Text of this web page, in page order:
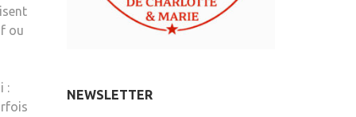
ou
:
NEWSLETTER